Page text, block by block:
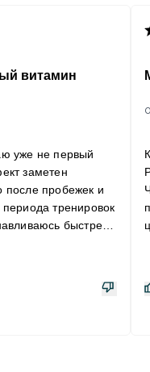
витамин
уже не первый
заметен
после пробежек и
периода тренировок
быстрее.
Вода,